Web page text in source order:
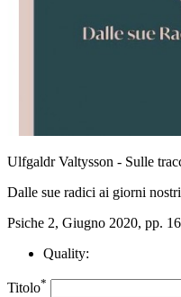
Ulfgaldr Valtysson - Sulle
Dalle sue radici ai giorni nostri
Psiche 2, Giugno 2020, pp.
Quality:
Titolo*